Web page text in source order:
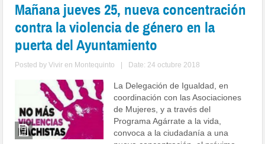
Mañana jueves 25, nueva concentración
contra la violencia de género en la
puerta del Ayuntamiento
Posted byVivir en Montequinto Date: 24 octubre 2018
La Delegación de Igualdad, en
coordinación con las Asociaciones
de Mujeres, y a través del
Programa Agárrate a la vida,
convoca a la ciudadanía a una